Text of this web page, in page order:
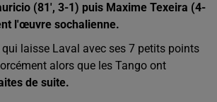
(81', 3-1) puis Maxime Texeira (4-
l'œuvre sochalienne.
qui laisse Laval avec ses 7 petits points
alors que les Tango ont
de suite.